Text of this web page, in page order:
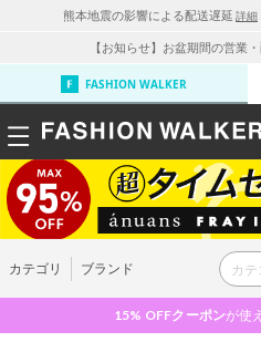
熊本地震の影響による配送遅延 詳細
【お知らせ】お盆期間の営業
FASHION WALKER
カテゴリ ブランド
15% OFFクーポンが使